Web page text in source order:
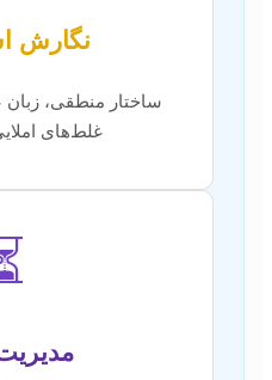
نگارش
ساختار منطقی، زبان
غلط‌های